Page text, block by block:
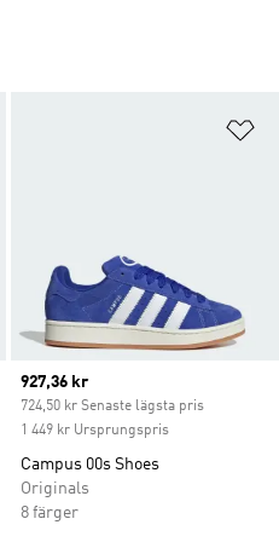
Current price
927,36 kr
724,50 kr Senaste lägsta pris
1 449 kr Ursprungspris
Campus 00s Shoes
Originals
8 färger